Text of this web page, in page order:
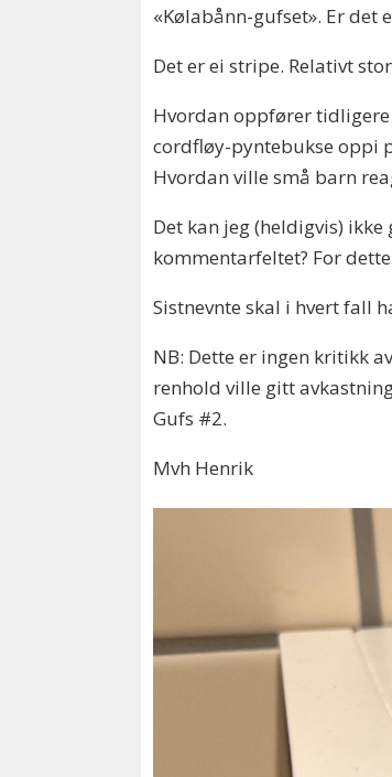
«Kølabånn-gufset». Er det
Det er ei stripe. Relativt
Hvordan oppfører tidligere
cordfløy-pyntebukse oppi
Hvordan ville små barn
Det kan jeg (heldigvis)
kommentarfeltet? For
Sistnevnte skal i hvert fall
NB: Dette er ingen kritikk
renhold ville gitt
Gufs #2.
Mvh Henrik